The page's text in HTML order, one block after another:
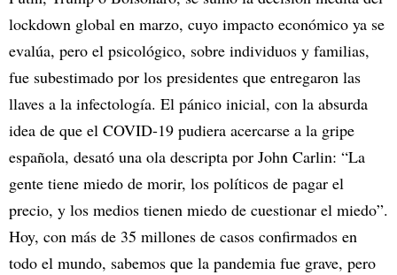
lockdown global en marzo, cuyo impacto económico ya se
evalúa, pero el psicológico, sobre individuos y familias,
fue subestimado por los presidentes que entregaron las
llaves a la infectología. El pánico inicial, con la absurda
idea de que el COVID-19 pudiera acercarse a la gripe
española, desató una ola descripta por John Carlin: “La
gente tiene miedo de morir, los políticos de pagar el
precio, y los medios tienen miedo de cuestionar el miedo”.
Hoy, con más de 35 millones de casos confirmados en
todo el mundo, sabemos que la pandemia fue grave, pero